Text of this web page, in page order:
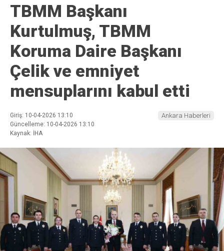
TBMM Başkanı
Kurtulmuş, TBMM
Koruma Daire Başkanı
Çelik ve emniyet
mensuplarını kabul etti
Giriş: 10-04-2026 13:10
Güncelleme: 10-04-2026 13:10
Kaynak: İHA
Ankara Haberleri